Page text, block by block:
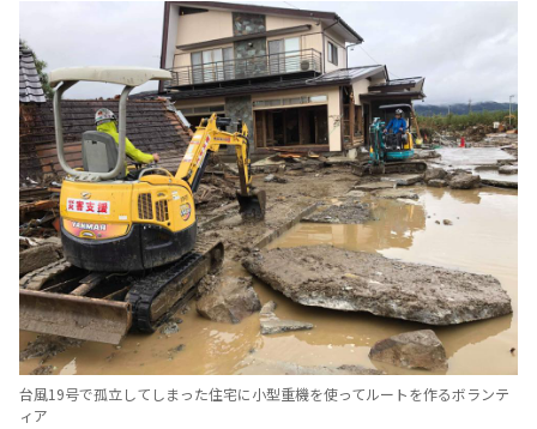
台風19号で孤立してしまった住宅に小型重機を使ってルートを作るボランテ
ィア